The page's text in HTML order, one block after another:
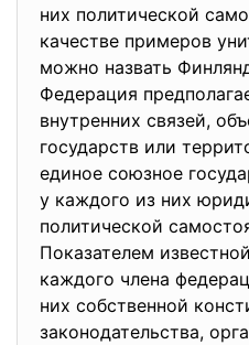
них политической
качестве примеров
можно назвать
Федерация
внутренних связей,
государств или
единое союзное
у каждого из них
политической
Показателем
каждого члена
них собственной
законодательства,